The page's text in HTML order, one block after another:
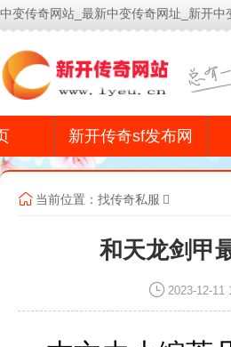
中变传奇网站_最新中变传奇网址_新开
新开传奇sf发布网
当前位置： 找传奇私服
和天龙剑甲
2023-12-11